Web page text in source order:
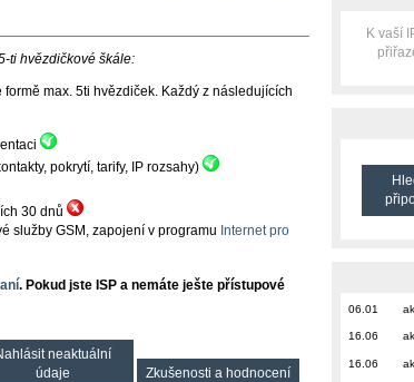
ti hvězdičkové škále:
max. 5ti hvězdiček. Každý z následujících
pokrytí, tarify, IP rozsahy)
30 dnů
služby GSM, zapojení v programu Internet pro
. Pokud jste ISP a nemáte ješte přístupové
neaktuální
údaje
Zkušenosti a hodnocení
K vaší
06.01
16.06
16.06